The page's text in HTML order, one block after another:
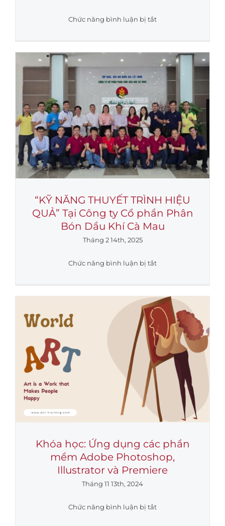
Chức năng bình luận bị tắtở
10
Năm
hành
Chúc
mừng
Xuân
Ất
Tỵ
2025
“KỸ NĂNG THUYẾT TRÌNH HIỆU
QUẢ” Tại Công ty Cổ phần Phân
Bón Dầu Khí Cà Mau
Tháng 2 14th, 2025
Chức năng bình luận bị tắtở
THUYẾT
TRÌNH
HIỆU
QUẢ”
Tại
Công
ty
Cổ
phần
Phân
Bón
Dầu
Cà
Mau
Khóa học: Ứng dụng các phần
mềm Adobe Photoshop,
Illustrator và Premiere
Tháng 11 13th, 2024
Chức năng bình luận bị tắtở